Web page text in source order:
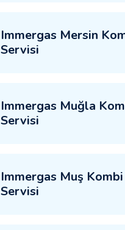
Immergas Mersin
Servisi
Immergas Muğla
Servisi
Immergas Muş Kombi
Servisi